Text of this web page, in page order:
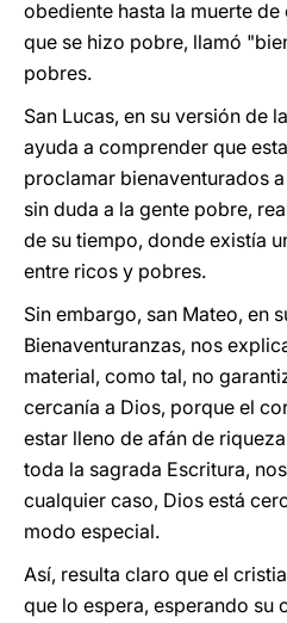
obediente hasta la muerte
que se hizo pobre, llamó
pobres.
San Lucas, en su versión de
ayuda a comprender que
proclamar bienaventurados
sin duda a la gente pobre,
de su tiempo, donde existía
entre ricos y pobres.
Sin embargo, san Mateo, en
Bienaventuranzas, nos
material, como tal, no
cercanía a Dios, porque el
estar lleno de afán de
toda la sagrada Escritura,
cualquier caso, Dios está
modo especial.
Así, resulta claro que el
que lo espera, esperando su